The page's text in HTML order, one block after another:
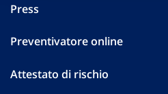
Press
Preventivatore online
Attestato di rischio